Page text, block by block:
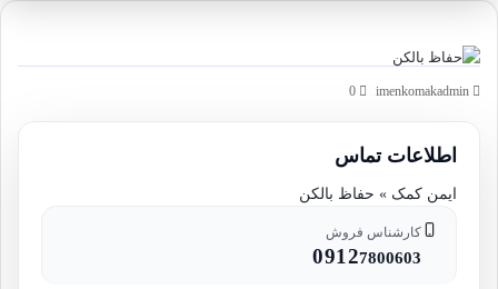
imenkomakadmin
0
اطلاعات تماس
ایمن کمک » حفاظ بالکن
کارشناس فروش
09127800603